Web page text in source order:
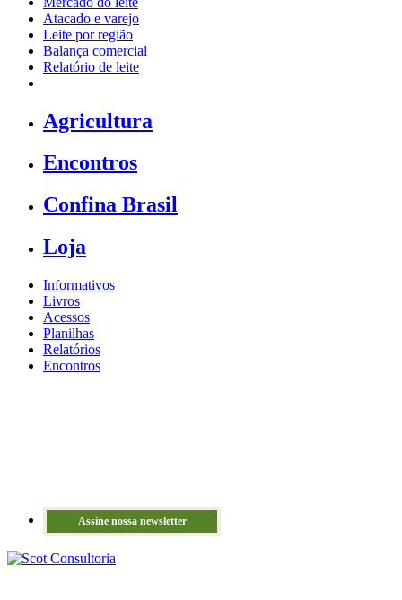
Atacado e varejo
Leite por região
Balança comercial
Relatório de leite
Agricultura
Encontros
Confina Brasil
Loja
Informativos
Livros
Acessos
Planilhas
Relatórios
Encontros
Assine nossa newsletter